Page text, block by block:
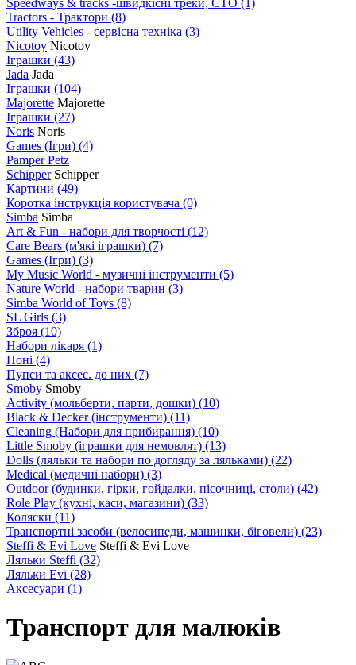
Speedways & tracks -швидкісні треки, СТО (1)
Tractors - Трактори (8)
Utility Vehicles - сервісна техніка (3)
Nicotoy Nicotoy
Іграшки (43)
Jada Jada
Іграшки (104)
Majorette Majorette
Іграшки (27)
Noris Noris
Games (Ігри) (4)
Pamper Petz
Schipper Schipper
Картини (49)
Коротка інструкція користувача (0)
Simba Simba
Art & Fun - набори для творчості (12)
Care Bears (м'які іграшки) (7)
Games (Ігри) (3)
My Music World - музичні інструменти (5)
Nature World - набори тварин (3)
Simba World of Toys (8)
SL Girls (3)
Зброя (10)
Набори лікаря (1)
Поні (4)
Пупси та аксес. до них (7)
Smoby Smoby
Аctivity (мольберти, парти, дошки) (10)
Black & Decker (інструменти) (11)
Cleaning (Набори для прибирання) (10)
Little Smoby (іграшки для немовлят) (13)
Dolls (ляльки та набори по догляду за ляльками) (22)
Medical (медичні набори) (3)
Outdoor (будинки, гірки, гойдалки, пісочниці, столи) (42)
Role Play (кухні, каси, магазини) (33)
Коляски (11)
Транспортні засоби (велосипеди, машинки, біговели) (23)
Steffi & Evi Love Steffi & Evi Love
Ляльки Steffi (32)
Ляльки Evi (28)
Аксесуари (1)
Транспорт для малюків